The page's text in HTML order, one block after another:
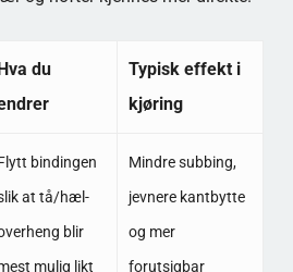
du
Typisk effekt i
kjøring
bindingen
at tå/hæl-
blir
mulig likt
Mindre subbing,
jevnere kantbytte
og mer
forutsigbar